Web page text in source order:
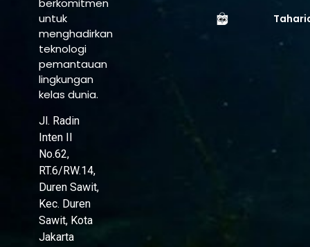
berkomitmen
untuk
menghadirkan
teknologi
pemantauan
lingkungan
kelas dunia.
Jl. Radin
Inten II
No.62,
RT.6/RW.14,
Duren Sawit,
Kec. Duren
Sawit, Kota
Jakarta